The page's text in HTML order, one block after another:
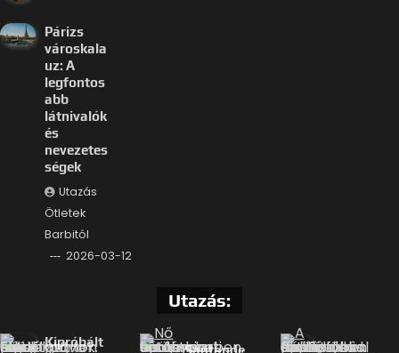
Párizs
városkala
uz: A
legfontos
abb
látnivalók
és
nevezetes
ségek
Utazás
Ötletek
Barbitól
2026-03-12
Utazás:
Kipróbált
Santande